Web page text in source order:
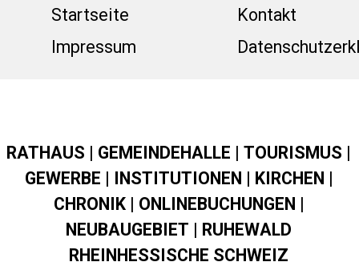
Direkt zum Seiteninhalt
Startseite
Kontakt
Impressum
RATHAUS | GEMEINDEHALLE |TOURISMUS |
GEWERBE | INSTITUTIONEN | KIRCHEN |
CHRONIK| ONLINEBUCHUNGEN |
NEUBAUGEBIET | RUHEWALD
RHEINHESSISCHE SCHWEIZ